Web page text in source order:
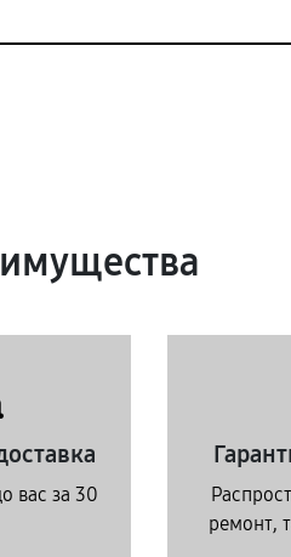
вас за 30
ремонт,